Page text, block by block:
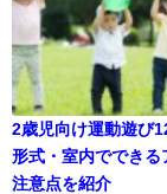
2歳児向け運動遊び
形式・室内でできる
注意点を紹介